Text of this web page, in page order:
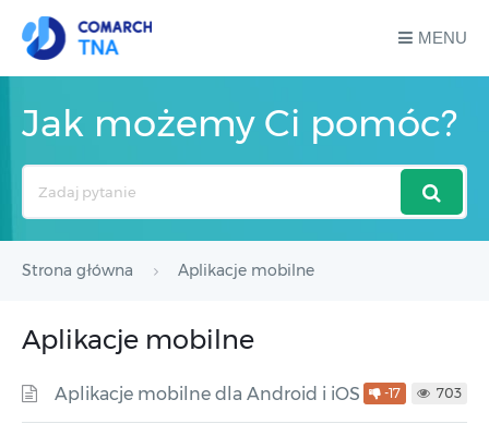
MENU
Jak możemy Ci pomóc?
Strona główna Aplikacje mobilne
Aplikacje mobilne
Aplikacje mobilne dla Android i iOS -17 703